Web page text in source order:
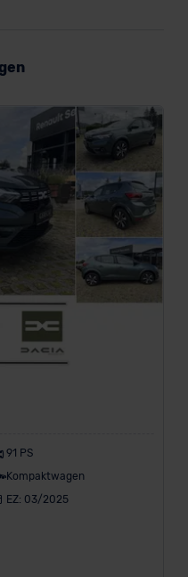
91 PS
Kompaktwagen
EZ: 03/2025